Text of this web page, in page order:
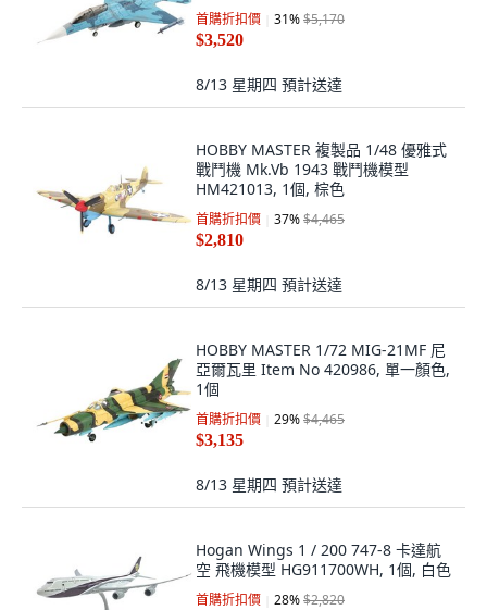
首購折扣價 31%$5,170
$3,520
8/13 星期四 預計送達
HOBBY MASTER 複製品 1/48 優雅式
戰鬥機 Mk.Vb 1943 戰鬥機模型
HM421013, 1個, 棕色
首購折扣價 37%$4,465
$2,810
8/13 星期四 預計送達
HOBBY MASTER 1/72 MIG-21MF 尼
亞爾瓦里 Item No 420986, 單一顏色,
1個
首購折扣價 29%$4,465
$3,135
8/13 星期四 預計送達
Hogan Wings 1 / 200 747-8 卡達航
空 飛機模型 HG911700WH, 1個, 白色
首購折扣價 28%$2,820